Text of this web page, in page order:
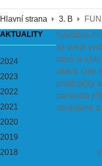
Hlavní strana 3. B
AKTUALITY
2024
2023
2022
2021
2020
2019
2018
Návštěva
se velmi
které si
aktivit. Děti
prolézačky
panovala
spokojené a